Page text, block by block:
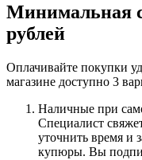
Минимальная
рублей
Оплачивайте покупки
магазине доступно 3
Наличные при
Специалист
уточнить время и
купюры. Вы